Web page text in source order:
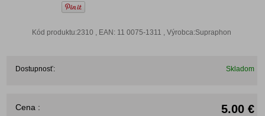
Kód produktu:2310 , EAN: 11 0075-1311 , Výrobca:Supraphon
Dostupnosť: Skladom
Cena : 5.00 €